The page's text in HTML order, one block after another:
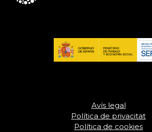
Avís legal
Política de privacitat
Política de cookies